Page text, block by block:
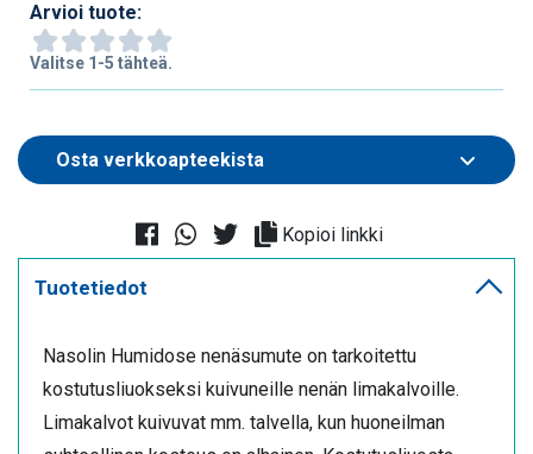
Arvioi tuote:
Valitse 1-5 tähteä.
Kopioi linkki
Tuotetiedot
Nasolin Humidose nenäsumute on tarkoitettu
kostutusliuokseksi kuivuneille nenän limakalvoille.
Limakalvot kuivuvat mm. talvella, kun huoneilman